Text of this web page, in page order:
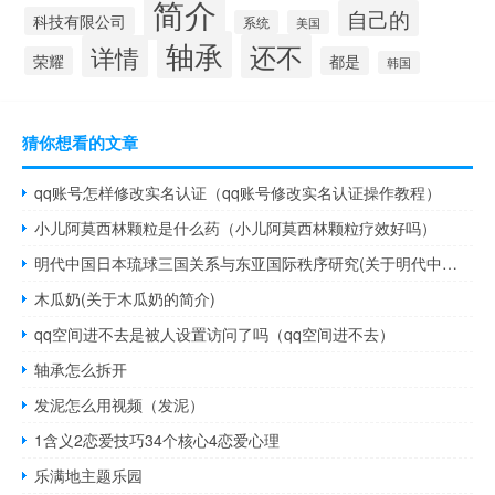
科技有限公司 简介 系统 美国 自己的
荣耀 详情 轴承 还不 都是 韩国
猜你想看的文章
qq账号怎样修改实名认证（qq账号修改实名认证操作教程）
小儿阿莫西林颗粒是什么药（小儿阿莫西林颗粒疗效好吗）
明代中国日本琉球三国关系与东亚国际秩序研究(关于明代中国日本琉球三国关系与东亚国际秩序研究的简介)
木瓜奶(关于木瓜奶的简介)
qq空间进不去是被人设置访问了吗（qq空间进不去）
轴承怎么拆开
发泥怎么用视频（发泥）
1含义2恋爱技巧34个核心4恋爱心理
乐满地主题乐园